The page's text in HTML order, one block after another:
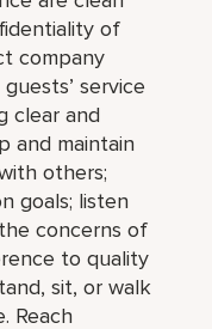
of
company
service
clear and
and maintain
others;
goals; listen
concerns of
to quality
sit, or walk
Reach